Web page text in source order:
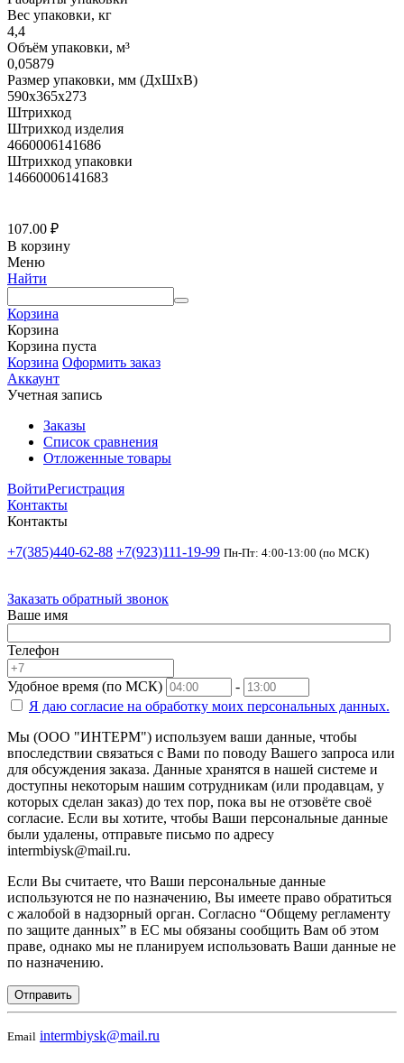
Вес упаковки, кг
4,4
Объём упаковки, м³
0,05879
Размер упаковки, мм (ДхШхВ)
590х365х273
Штрихкод
Штрихкод изделия
4660006141686
Штрихкод упаковки
14660006141683
107.00 ₽
В корзину
Меню
Найти
Корзина
Корзина
Корзина пуста
Корзина Оформить заказ
Аккаунт
Учетная запись
Заказы
Список сравнения
Отложенные товары
ВойтиРегистрация
Контакты
Контакты
+7(385)440-62-88 +7(923)111-19-99 Пн-Пт: 4:00-13:00 (по МСК)
Заказать обратный звонок
Ваше имя
Телефон
Удобное время (по МСК)
-
Я даю согласие на обработку моих персональных данных.
Мы (ООО "ИНТЕРМ") используем ваши данные, чтобы
впоследствии связаться с Вами по поводу Вашего запроса или
для обсуждения заказа. Данные хранятся в нашей системе и
доступны некоторым нашим сотрудникам (или продавцам, у
которых сделан заказ) до тех пор, пока вы не отзовёте своё
согласие. Если вы хотите, чтобы Ваши персональные данные
были удалены, отправьте письмо по адресу
intermbiysk@mail.ru.
Если Вы считаете, что Ваши персональные данные
используются не по назначению, Вы имеете право обратиться
с жалобой в надзорный орган. Согласно “Общему регламенту
по защите данных” в ЕС мы обязаны сообщить Вам об этом
праве, однако мы не планируем использовать Ваши данные не
по назначению.
Отправить
Email intermbiysk@mail.ru